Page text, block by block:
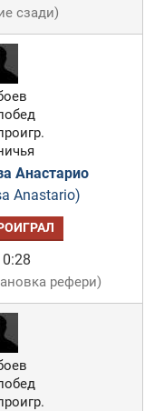
сзади)
Анастарио
Anastario)
рефери)